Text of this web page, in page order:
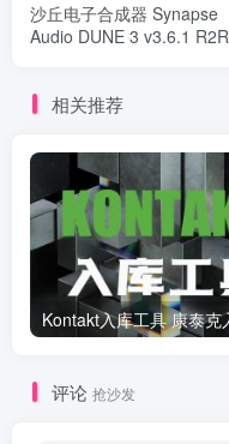
沙丘电子合成器 Synapse
Audio DUNE 3 v3.6.1 R2R
相关推荐
评论 抢沙发